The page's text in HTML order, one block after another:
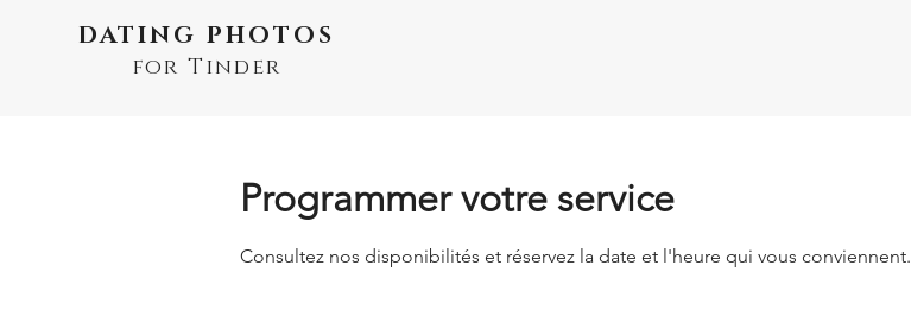
DATING PHOTOS
for Tinder
Programmer votre service
Consultez nos disponibilités et réservez la date et l'heure qui vous conviennent.